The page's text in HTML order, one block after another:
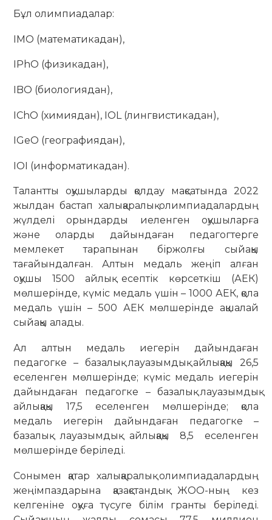
Бұл олимпиадалар:
IMO (математикадан),
IPhO (физикадан),
IBO (биологиядан),
IChO (химиядан), IOL (лингвистикадан),
IGeO (географиядан),
IOI (информатикадан).
Талантты оқушыларды қолдау мақсатында 2022
жылдан бастап халықаралық олимпиадалардың
жүлделі орындарды иеленген оқушыларға
және оларды дайындаған педагогтерге
мемлекет тарапынан біржолғы сыйақы
тағайындалған. Алтын медаль жеңіп алған
оқушы 1500 айлық есептік көрсеткіш (АЕК)
мөлшерінде, күміс медаль үшін – 1000 АЕК, қола
медаль үшін – 500 АЕК мөлшерінде ақшалай
сыйақы алады.
Ал алтын медаль иегерін дайындаған
педагогке – базалық лауазымдық айлықақы 26,5
еселенген мөлшерінде; күміс медаль иегерін
дайындаған педагогке – базалық лауазымдық
айлықақы 17,5 еселенген мөлшерінде; қола
медаль иегерін дайындаған педагогке –
базалық лауазымдық айлықақы 8,5 еселенген
мөлшерінде беріледі.
Сонымен қатар халықаралық олимпиадалардың
жеңімпаздарына қазақстандық ЖОО-ның кез
келгеніне оқуға түсуге білім гранты беріледі.